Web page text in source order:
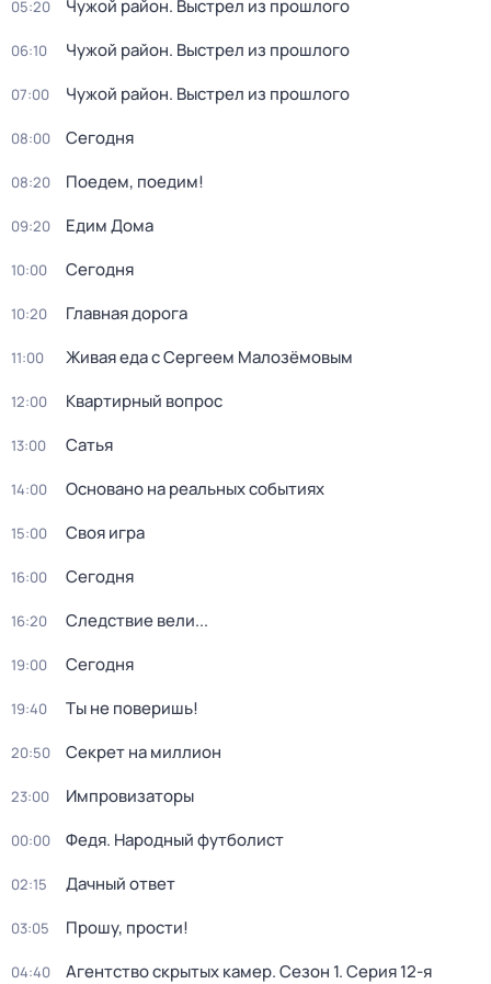
05:20 Чужой район. Выстрел из прошлого
06:10 Чужой район. Выстрел из прошлого
07:00 Чужой район. Выстрел из прошлого
08:00 Сегодня
08:20 Поедем, поедим!
09:20 Едим Дома
10:00 Сегодня
10:20 Главная дорога
11:00 Живая еда с Сергеем Малозёмовым
12:00 Квартирный вопрос
13:00 Сатья
14:00 Основано на реальных событиях
15:00 Своя игра
16:00 Сегодня
16:20 Следствие вели...
19:00 Сегодня
19:40 Ты не поверишь!
20:50 Секрет на миллион
23:00 Импровизаторы
00:00 Федя. Народный футболист
02:15 Дачный ответ
03:05 Прошу, прости!
04:40 Агентство скрытых камер. Сезон 1. Серия 12-я